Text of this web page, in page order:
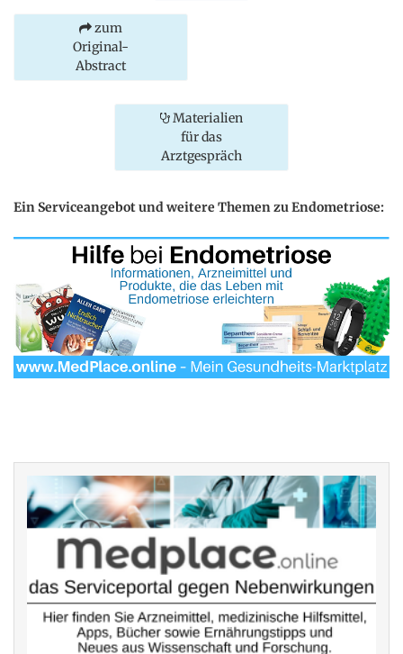
zum
Original-
Abstract
Materialien
für das
Arztgespräch
Ein Serviceangebot und weitere Themen zu Endometriose: